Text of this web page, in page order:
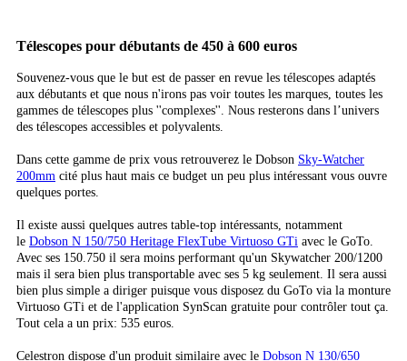
Télescopes pour débutants de 450 à 600 euros
Souvenez-vous que le but est de passer en revue les télescopes adaptés
aux débutants et que nous n'irons pas voir toutes les marques, toutes les
gammes de télescopes plus ''complexes''. Nous resterons dans l’univers
des télescopes accessibles et polyvalents.
Dans cette gamme de prix vous retrouverez le Dobson Sky-Watcher
200mm cité plus haut mais ce budget un peu plus intéressant vous ouvre
quelques portes.
Il existe aussi quelques autres table-top intéressants, notamment
le Dobson N 150/750 Heritage FlexTube Virtuoso GTi avec le GoTo.
Avec ses 150.750 il sera moins performant qu'un Skywatcher 200/1200
mais il sera bien plus transportable avec ses 5 kg seulement. Il sera aussi
bien plus simple a diriger puisque vous disposez du GoTo via la monture
Virtuoso GTi et de l'application SynScan gratuite pour contrôler tout ça.
Tout cela a un prix: 535 euros.
Celestron dispose d'un produit similaire avec le Dobson N 130/650